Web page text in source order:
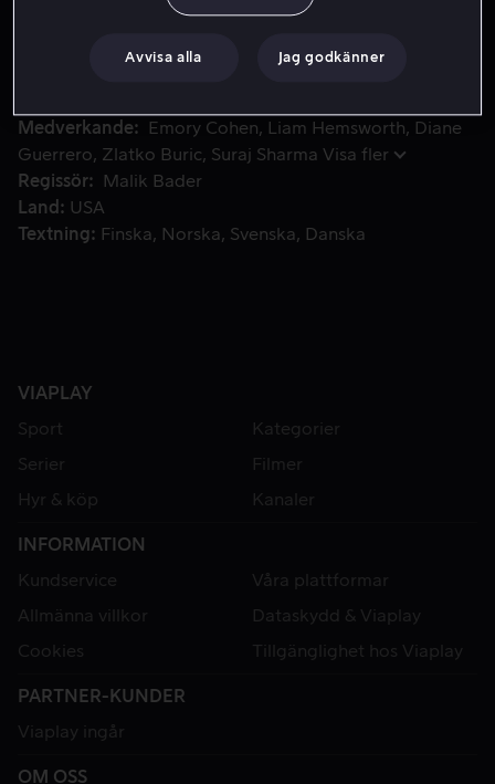
District för att tvätta svarta pengar med sin vän, Skunk.
gillrats av korrupta poliser.
Medverkande Emory Cohen Liam Hemsworth
Diane
Guerrero
Zlatko Buric Suraj Sharma Visa fler
Regissör
Malik Bader
Land
USA
Textning
Finska Norska Svenska Danska
VIAPLAY
Sport
Kategorier
Serier
Filmer
Hyr & köp
Kanaler
INFORMATION
Kundservice
Våra plattformar
Allmänna villkor
Dataskydd & Viaplay
Cookies
Tillgänglighet hos Viaplay
PARTNER-KUNDER
Viaplay ingår
OM OSS
Avvisa alla Jag godkänner